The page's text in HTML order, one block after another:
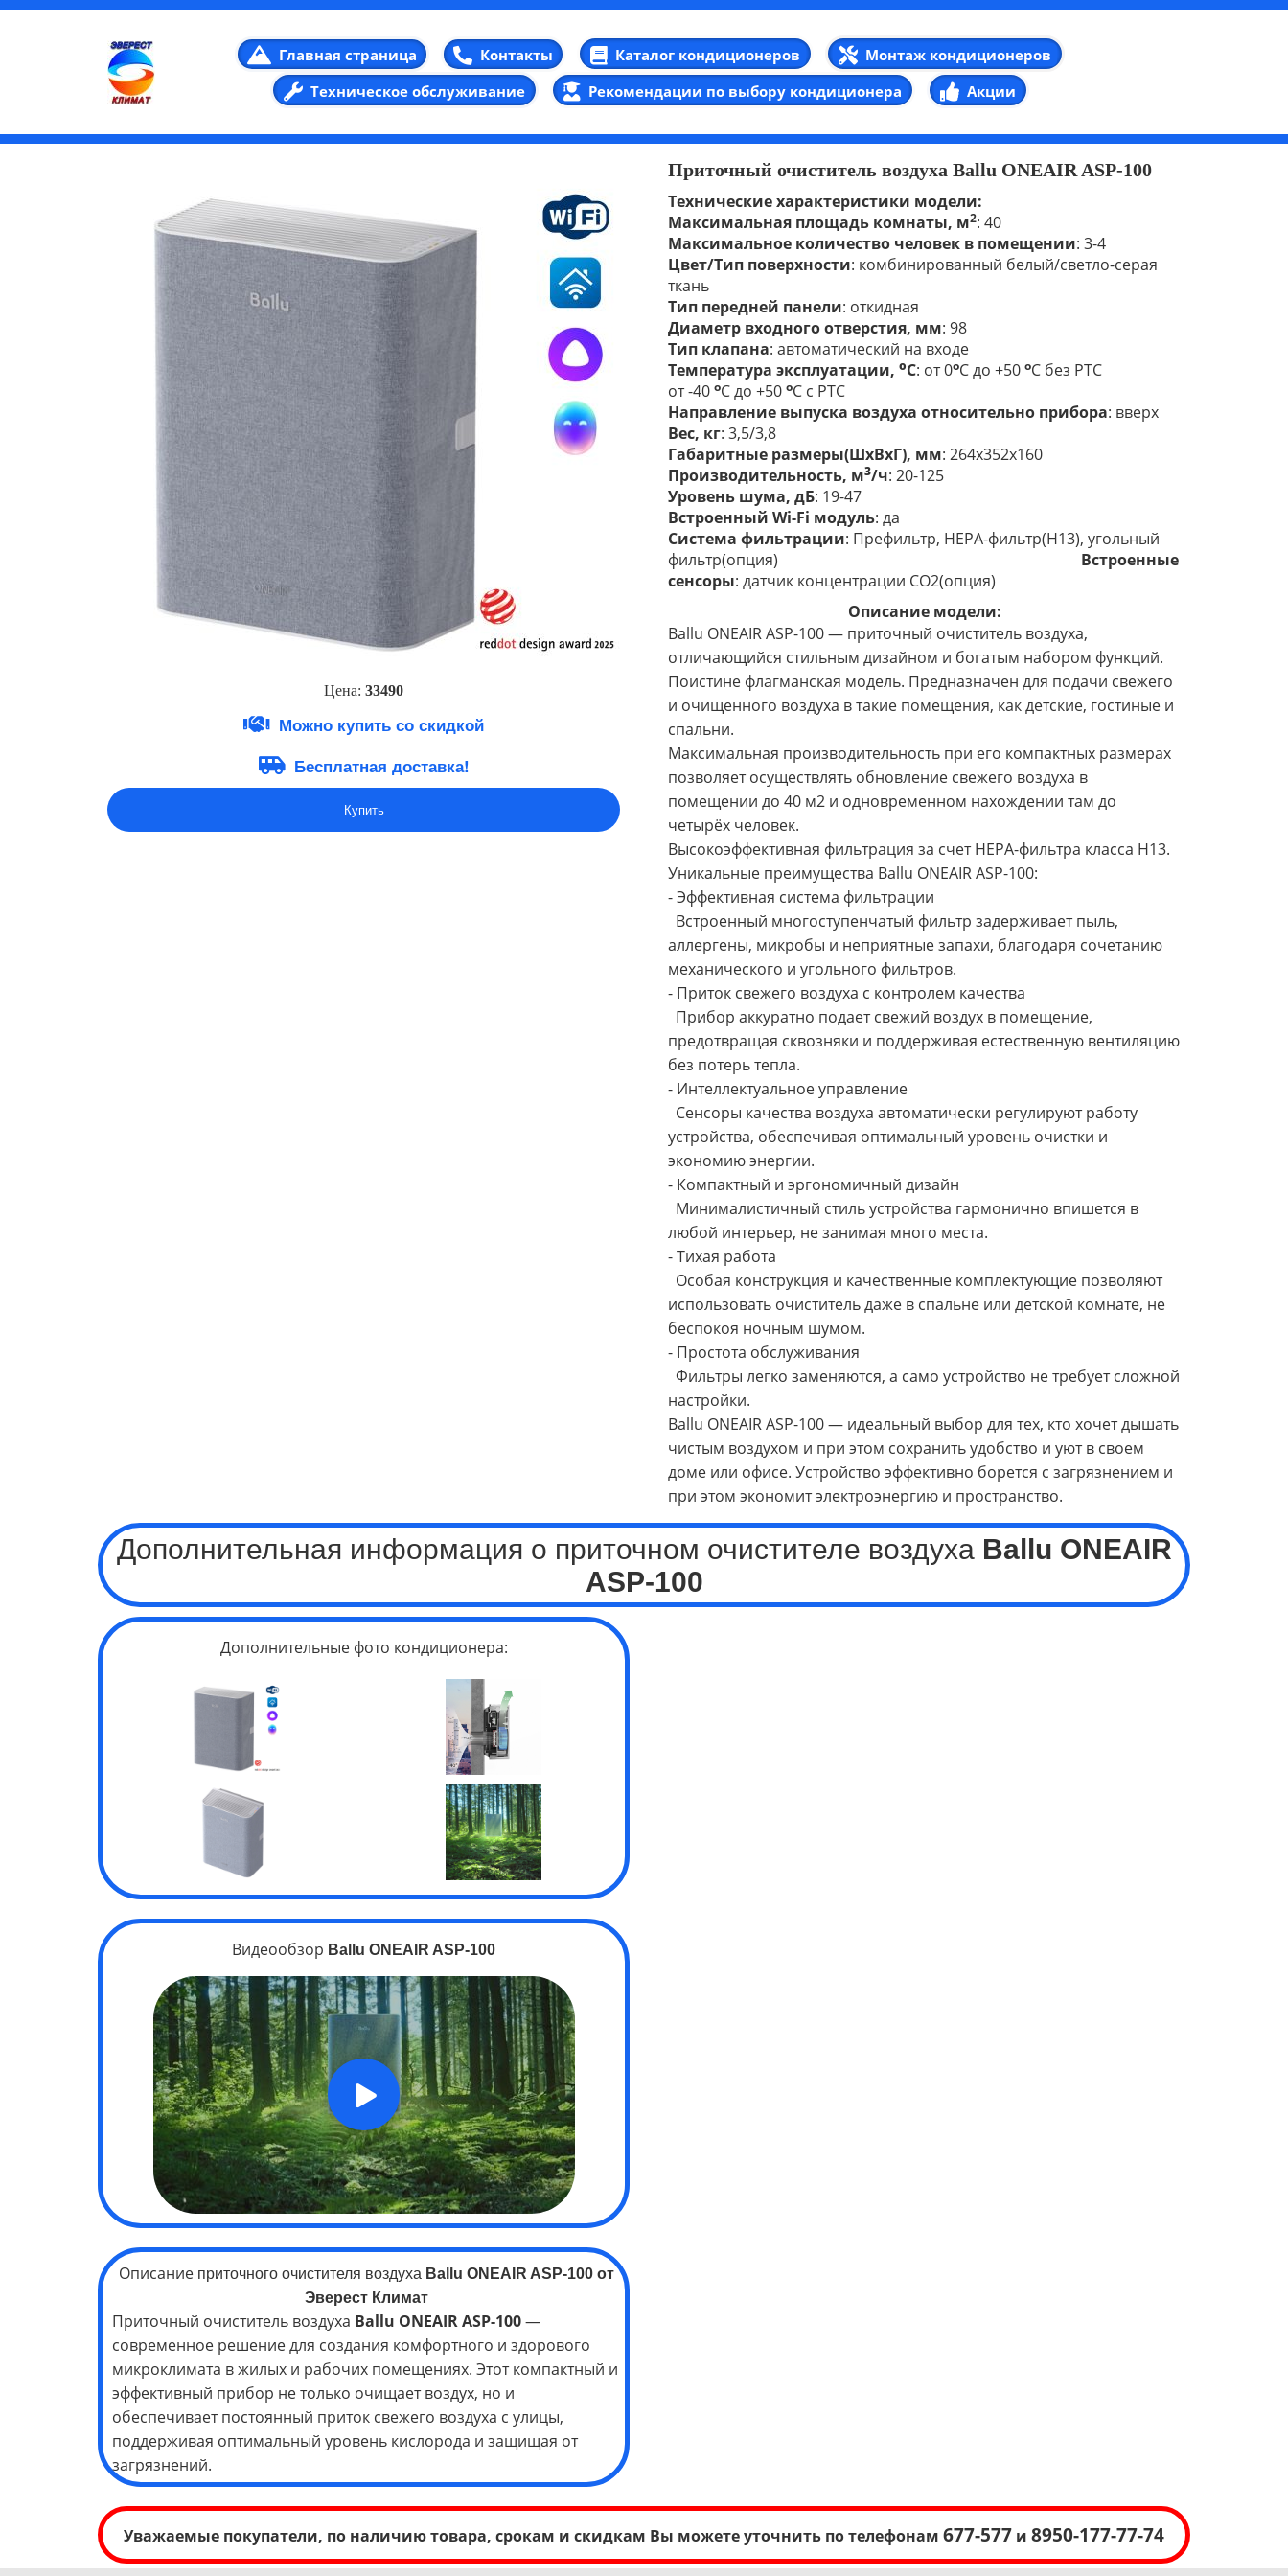
Главная страница Контакты Каталог кондиционеров
Монтаж кондиционеров
Техническое обслуживание
Рекомендации по выбору кондиционера Акции
Цена: 33490
Можно купить со скидкой
Бесплатная доставка!
Купить
Приточный очиститель воздуха Ballu ONEAIR ASP-100
Технические характеристики модели:
Максимальная площадь комнаты, м2: 40
Максимальное количество человек в помещении: 3-4
Цвет/Тип поверхности: комбинированный белый/светло-серая
ткань
Тип передней панели: откидная
Диаметр входного отверстия, мм: 98
Тип клапана: автоматический на входе
Температура эксплуатации, оС: от 0оС до +50 оС без РТС
от -40 оС до +50 оС с РТС
Направление выпуска воздуха относительно прибора: вверх
Вес, кг: 3,5/3,8
Габаритные размеры(ШхВхГ), мм: 264x352x160
Производительность, м3/ч: 20-125
Уровень шума, дБ: 19-47
Встроенный Wi-Fi модуль: да
Система фильтрации: Префильтр, HEPA-фильтр(Н13), угольный
фильтр(опция) Встроенные
сенсоры: датчик концентрации СО2(опция)
Описание модели:
Ballu ONEAIR ASP-100 — приточный очиститель воздуха,
отличающийся стильным дизайном и богатым набором функций.
Поистине флагманская модель. Предназначен для подачи свежего
и очищенного воздуха в такие помещения, как детские, гостиные и
спальни.
Максимальная производительность при его компактных размерах
позволяет осуществлять обновление свежего воздуха в
помещении до 40 м2 и одновременном нахождении там до
четырёх человек.
Высокоэффективная фильтрация за счет НЕРА-фильтра класса H13.
Уникальные преимущества Ballu ONEAIR ASP-100:
- Эффективная система фильтрации
Встроенный многоступенчатый фильтр задерживает пыль,
аллергены, микробы и неприятные запахи, благодаря сочетанию
механического и угольного фильтров.
- Приток свежего воздуха с контролем качества
Прибор аккуратно подает свежий воздух в помещение,
предотвращая сквозняки и поддерживая естественную вентиляцию
без потерь тепла.
- Интеллектуальное управление
Сенсоры качества воздуха автоматически регулируют работу
устройства, обеспечивая оптимальный уровень очистки и
экономию энергии.
- Компактный и эргономичный дизайн
Минималистичный стиль устройства гармонично впишется в
любой интерьер, не занимая много места.
- Тихая работа
Особая конструкция и качественные комплектующие позволяют
использовать очиститель даже в спальне или детской комнате, не
беспокоя ночным шумом.
- Простота обслуживания
Фильтры легко заменяются, а само устройство не требует сложной
настройки.
Ballu ONEAIR ASP-100 — идеальный выбор для тех, кто хочет дышать
чистым воздухом и при этом сохранить удобство и уют в своем
доме или офисе. Устройство эффективно борется с загрязнением и
при этом экономит электроэнергию и пространство.
Дополнительная информация о приточном очистителе воздухаBallu ONEAIR
ASP-100
Дополнительные фото кондиционера:
Видеообзор Ballu ONEAIR ASP-100
Описание приточного очистителя воздуха Ballu ONEAIR ASP-100от
Эверест Климат
Приточный очиститель воздуха Ballu ONEAIR ASP-100—
современное решение для создания комфортного и здорового
микроклимата в жилых и рабочих помещениях. Этот компактный и
эффективный прибор не только очищает воздух, но и
обеспечивает постоянный приток свежего воздуха с улицы,
поддерживая оптимальный уровень кислорода и защищая от
загрязнений.
Уважаемые покупатели, по наличию товара, срокам и скидкам Вы можете уточнить по телефонам 677-577 и 8950-177-77-74